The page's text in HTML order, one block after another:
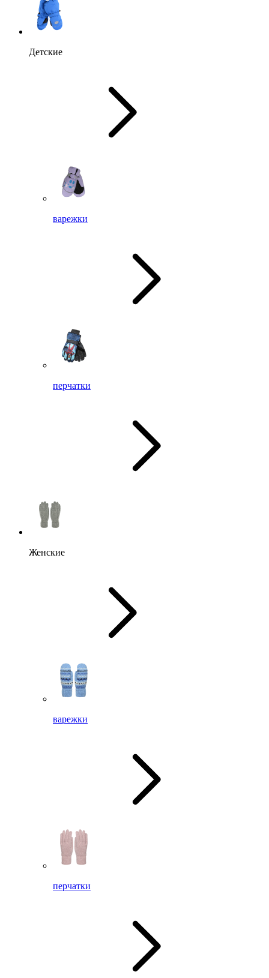
Детские
варежки
перчатки
Женские
варежки
перчатки